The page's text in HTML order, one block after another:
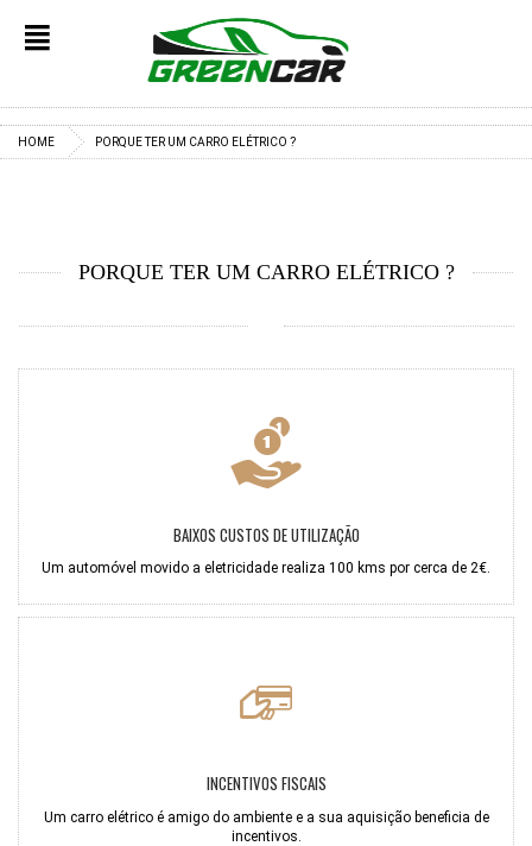
HOME PORQUE TER UM CARRO ELÉTRICO ?
PORQUE TER UM CARRO ELÉTRICO ?
BAIXOS CUSTOS DE UTILIZAÇÃO
Um automóvel movido a eletricidade realiza 100 kms por cerca de 2€.
INCENTIVOS FISCAIS
Um carro elétrico é amigo do ambiente e a sua aquisição beneficia de
incentivos.